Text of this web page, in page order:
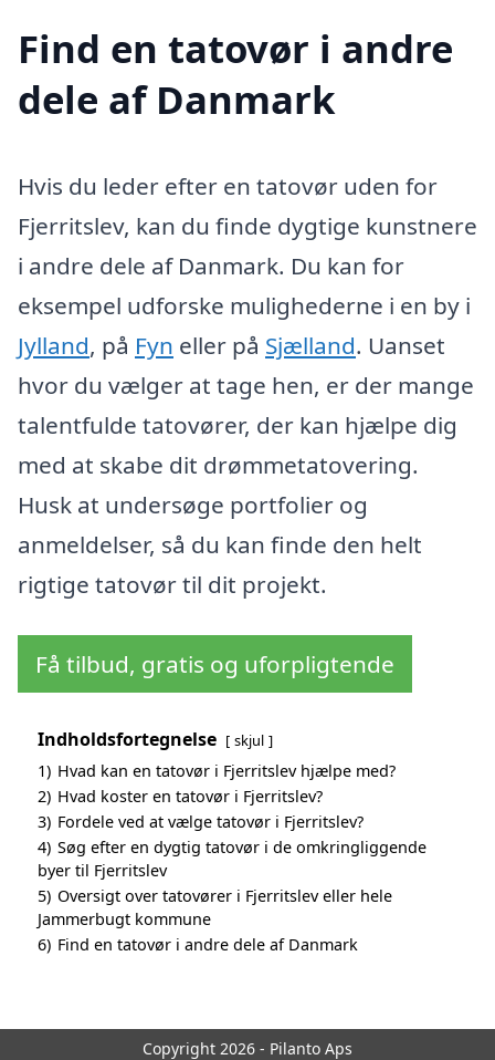
Find en tatovør i andre
dele af Danmark
Hvis du leder efter en tatovør uden for
Fjerritslev, kan du finde dygtige kunstnere
i andre dele af Danmark. Du kan for
eksempel udforske mulighederne i en by i
Jylland, på Fyn eller på Sjælland. Uanset
hvor du vælger at tage hen, er der mange
talentfulde tatovører, der kan hjælpe dig
med at skabe dit drømmetatovering.
Husk at undersøge portfolier og
anmeldelser, så du kan finde den helt
rigtige tatovør til dit projekt.
Få tilbud, gratis og uforpligtende
Indholdsfortegnelse skjul
1) Hvad kan en tatovør i Fjerritslev hjælpe med?
2) Hvad koster en tatovør i Fjerritslev?
3) Fordele ved at vælge tatovør i Fjerritslev?
4) Søg efter en dygtig tatovør i de omkringliggende
byer til Fjerritslev
5) Oversigt over tatovører i Fjerritslev eller hele
Jammerbugt kommune
6) Find en tatovør i andre dele af Danmark
Copyright 2026 - Pilanto Aps